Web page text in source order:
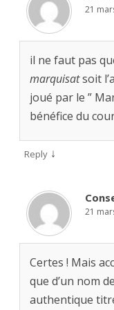
21
il ne faut pas
marquisatsoit
joué par le ”
bénéfice du
Reply ↓
21
Certes ! Mais
que d’un nom
authentique